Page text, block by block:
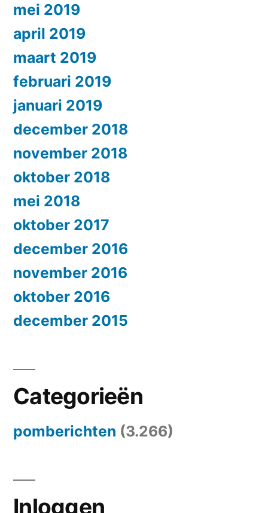
mei 2019
april 2019
maart 2019
februari 2019
januari 2019
december 2018
november 2018
oktober 2018
mei 2018
oktober 2017
december 2016
november 2016
oktober 2016
december 2015
Categorieën
pomberichten (3.266)
Inloggen